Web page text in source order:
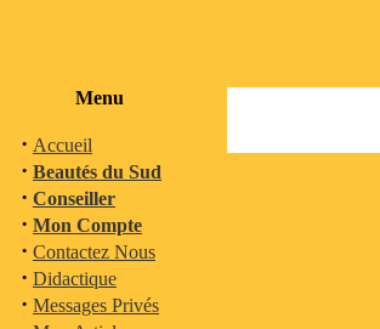
Menu
· Accueil
· Beautés du Sud
· Conseiller
· Mon Compte
· Contactez Nous
· Didactique
· Messages Privés